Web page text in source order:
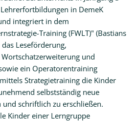
in DemeK
integriert in dem
Training (FWLT)" (Bastians
Leseförderung,
und
ein Operatorentraining
Strategietraining die Kinder
selbstständig neue
schriftlich zu erschließen.
Kinder einer Lerngruppe